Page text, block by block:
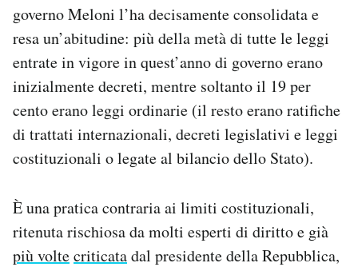
Area Personale
Newsletter
Regala il Post
Hai bisogno di aiuto?
Esci
governo Meloni l’ha decisamente consolidata e
resa un’abitudine: più della metà di tutte le leggi
entrate in vigore in quest’anno di governo erano
inizialmente decreti, mentre soltanto il 19 per
cento erano leggi ordinarie (il resto erano ratifiche
di trattati internazionali, decreti legislativi e leggi
costituzionali o legate al bilancio dello Stato).
È una pratica contraria ai limiti costituzionali,
ritenuta rischiosa da molti esperti di diritto e già
più voltecriticatadal presidente della Repubblica,